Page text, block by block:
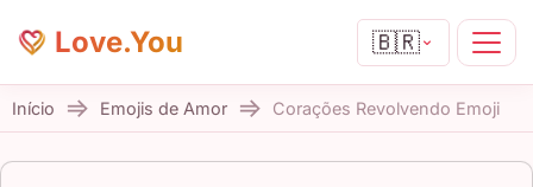
Love.You 🇧🇷
Início Emojis de Amor Corações Revolvendo Emoji